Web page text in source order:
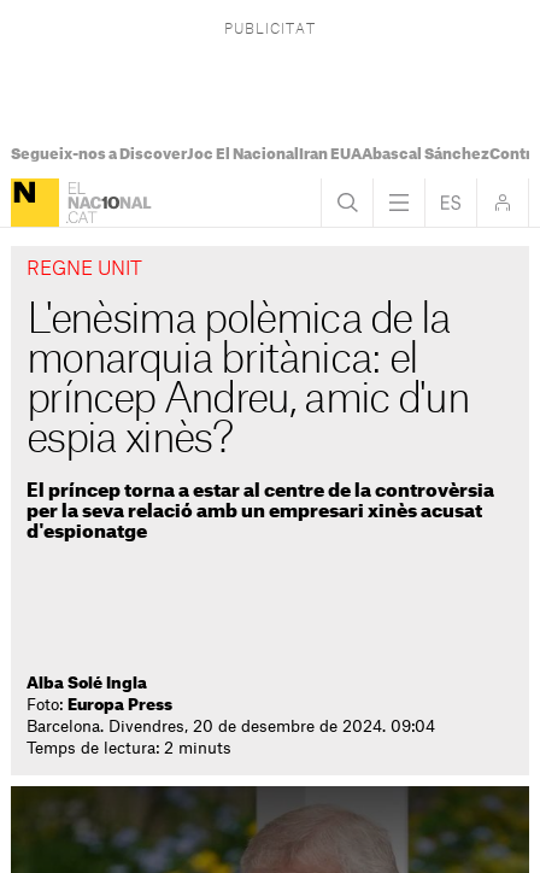
Segueix-nos a DiscoverJoc El Nacional Iran EUAAbascal Sánchez
REGNE UNIT
L'enèsima polèmica de la
monarquia britànica: el
príncep Andreu, amic d'un
espia xinès?
El príncep torna a estar al centre de la controvèrsia
per la seva relació amb un empresari xinès acusat
d'espionatge
Alba Solé Ingla
Foto: Europa Press
Barcelona. Divendres, 20 de desembre de 2024. 09:04
Temps de lectura: 2 minuts